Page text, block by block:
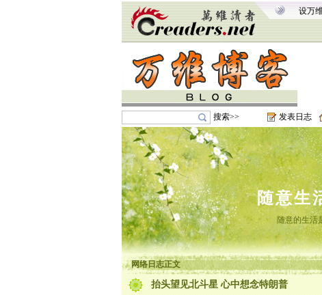
设万
搜索>> 发表日志
随意生
随意的生活
网络日志正文
抬头望见北斗星 心中想念特朗普